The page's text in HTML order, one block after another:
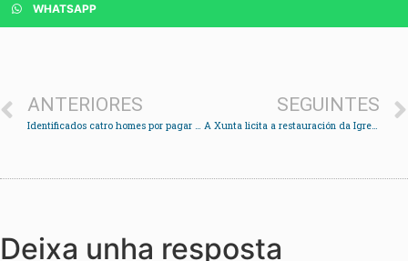
WHATSAPP
ANTERIORES SEGUINTES
A Xunta licita a restauración da Igrexa de Santo Estevo de Negros en Redondela
Deixa unha resposta